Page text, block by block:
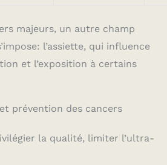
majeurs, un autre champ
l’assiette, qui influence
et l’exposition à certains
prévention des cancers
la qualité, limiter l’ultra-